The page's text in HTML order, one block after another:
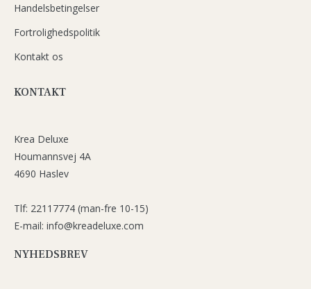
Handelsbetingelser
Fortrolighedspolitik
Kontakt os
KONTAKT
Krea Deluxe
Houmannsvej 4A
4690 Haslev
Tlf: 22117774 (man-fre 10-15)
E-mail: info@kreadeluxe.com
NYHEDSBREV